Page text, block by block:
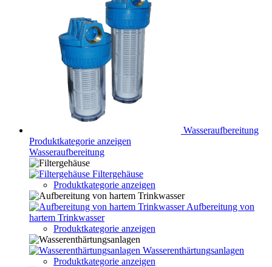
Wasseraufbereitung
Produktkategorie anzeigen
Wasseraufbereitung
Filtergehäuse
Produktkategorie anzeigen
Aufbereitung von
hartem Trinkwasser
Produktkategorie anzeigen
Wasserenthärtungsanlagen
Produktkategorie anzeigen